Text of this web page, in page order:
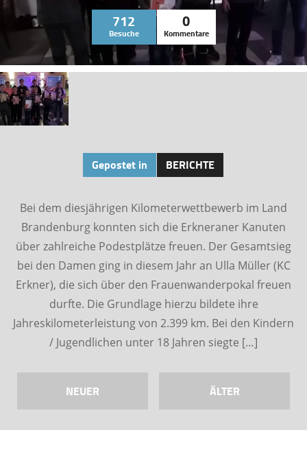
712
Besuche
0
Kommentare
Gepostet in BERICHTE
Bei dem diesjährigen Kilometerwettbewerb im Land
Brandenburg konnten sich die Erkneraner Kanuten
über zahlreiche Podestplätze freuen. Der Gesamtsieg
bei den Damen ging in diesem Jahr an Ulla Müller (KC
Erkner), die sich über den Frauenwanderpokal freuen
durfte. Die Grundlage hierzu bildete ihre
Jahreskilometerleistung von 2.399 km. Bei den Kindern
/ Jugendlichen unter 18 Jahren siegte […]
NEUER ÄLTER